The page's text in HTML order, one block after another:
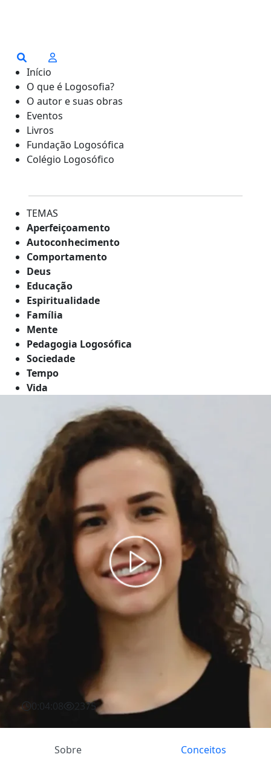
Início
O que é Logosofia?
O autor e suas obras
Eventos
Livros
Fundação Logosófica
Colégio Logosófico
TEMAS
Aperfeiçoamento
Autoconhecimento
Comportamento
Deus
Educação
Espiritualidade
Família
Mente
Pedagogia Logosófica
Sociedade
Tempo
Vida
0:04:08 2375
Sobre Conceitos